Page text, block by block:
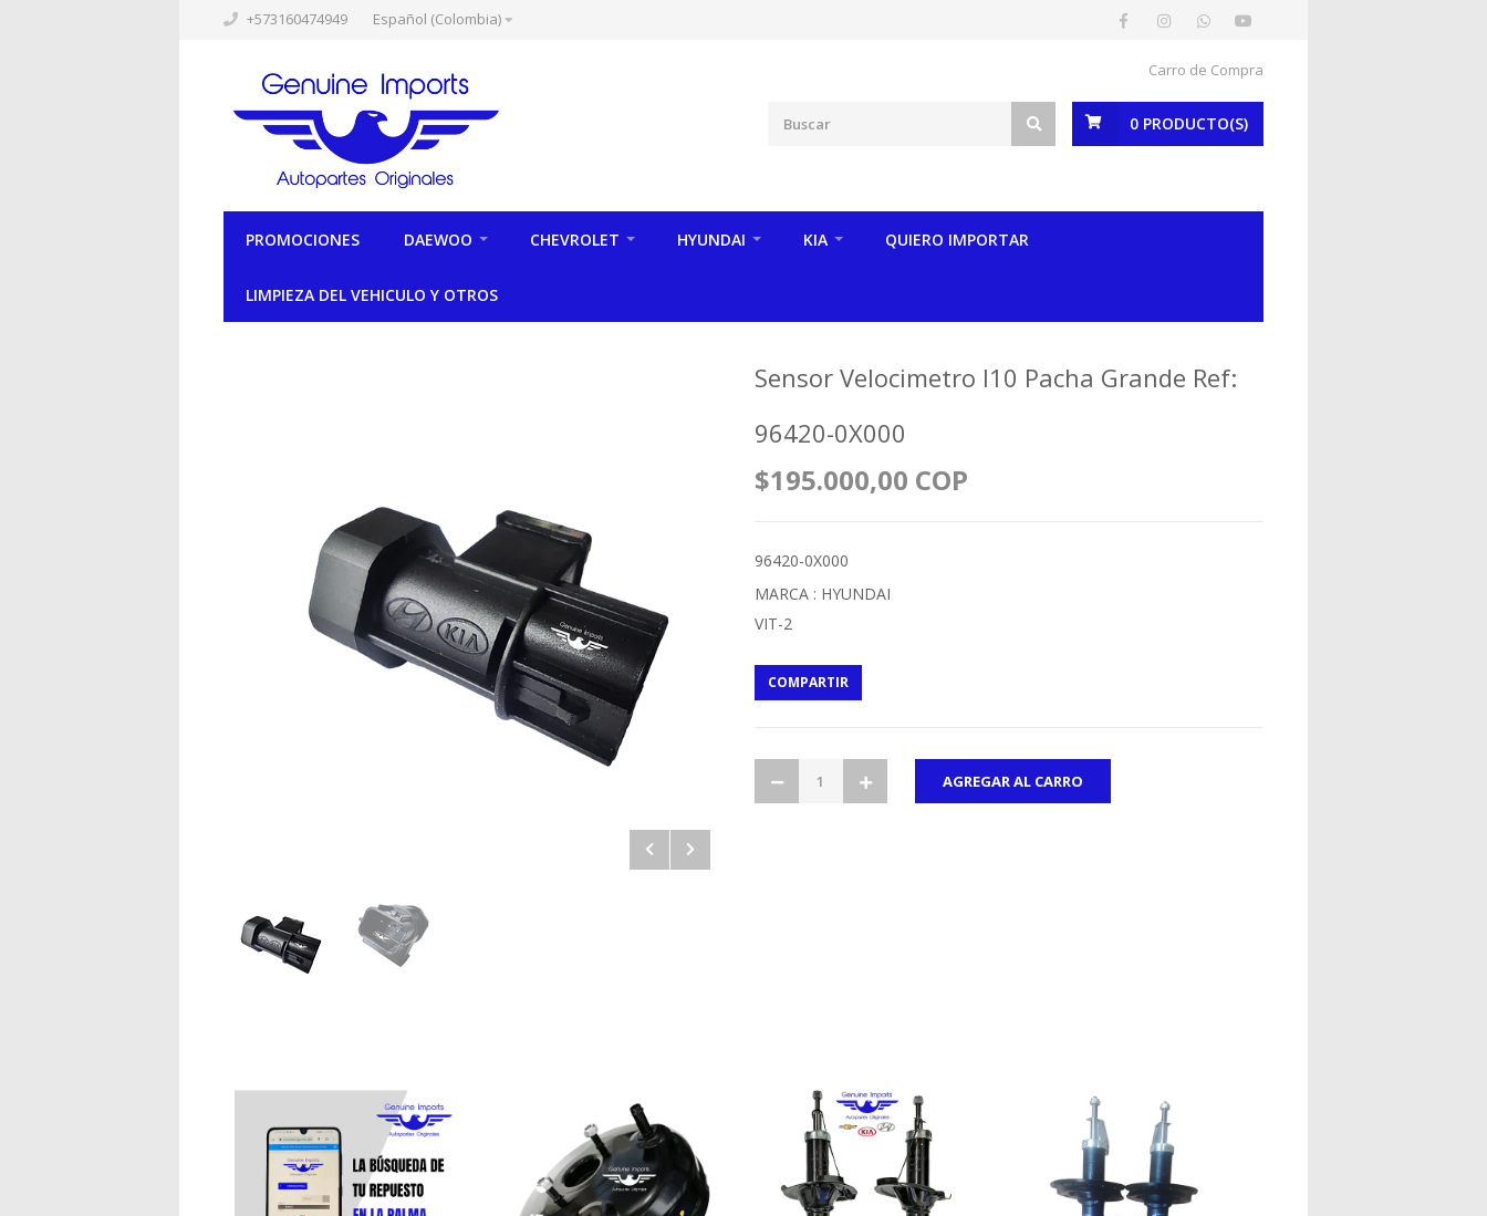
+573160474949 Español (Colombia)
Carro de Compra
0 PRODUCTO(S)
PROMOCIONES DAEWOO CHEVROLET HYUNDAI KIA QUIERO IMPORTAR
LIMPIEZA DEL VEHICULO Y OTROS
Sensor Velocimetro I10 Pacha Grande Ref:
96420-0X000
$195.000,00 COP
96420-0X000
MARCA : HYUNDAI
VIT-2
COMPARTIR